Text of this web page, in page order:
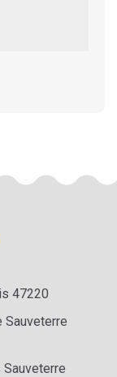
47220
Sauveterre